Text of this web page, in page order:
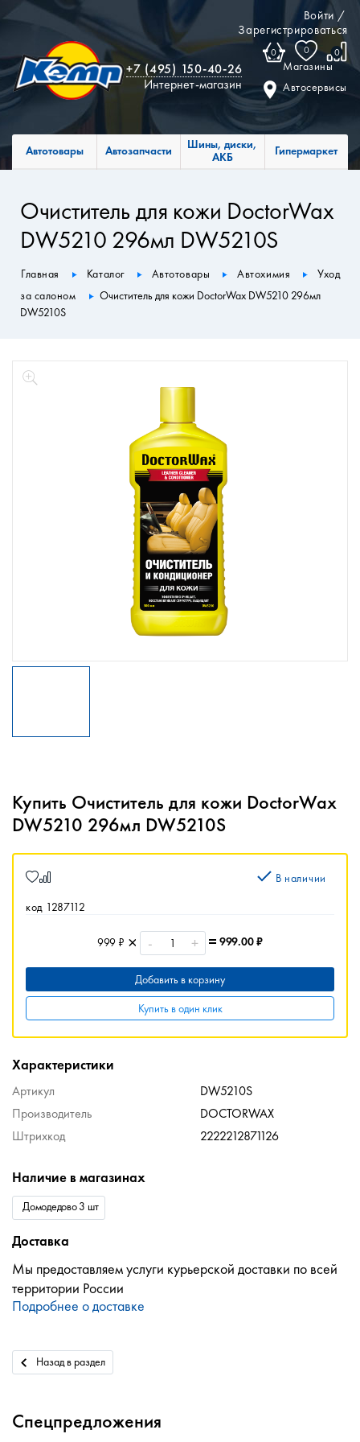
Войти /
Зарегистрироваться
0 0 0
Магазины
Автосервисы
+7 (495) 150-40-26
Интернет-магазин
Автотовары Автозапчасти
Шины, диски,
АКБ
Гипермаркет
Очиститель для кожи DoctorWax
DW5210 296мл DW5210S
Главная Каталог Автотовары Автохимия
Уход
за салоном
Очиститель для кожи DoctorWax DW5210 296мл
DW5210S
Купить Очиститель для кожи DoctorWax
DW5210 296мл DW5210S
код 1287112
В наличии
999 ₽ - + 999.00₽
Добавить в корзину
Купить в один клик
Характеристики
Артикул
DW5210S
Производитель
DOCTORWAX
Штрихкод
2222212871126
Наличие в магазинах
Домодедово 3 шт
Доставка
Мы предоставляем услуги курьерской доставки по всей
территории России
Подробнее о доставке
Назад в раздел
Спецпредложения